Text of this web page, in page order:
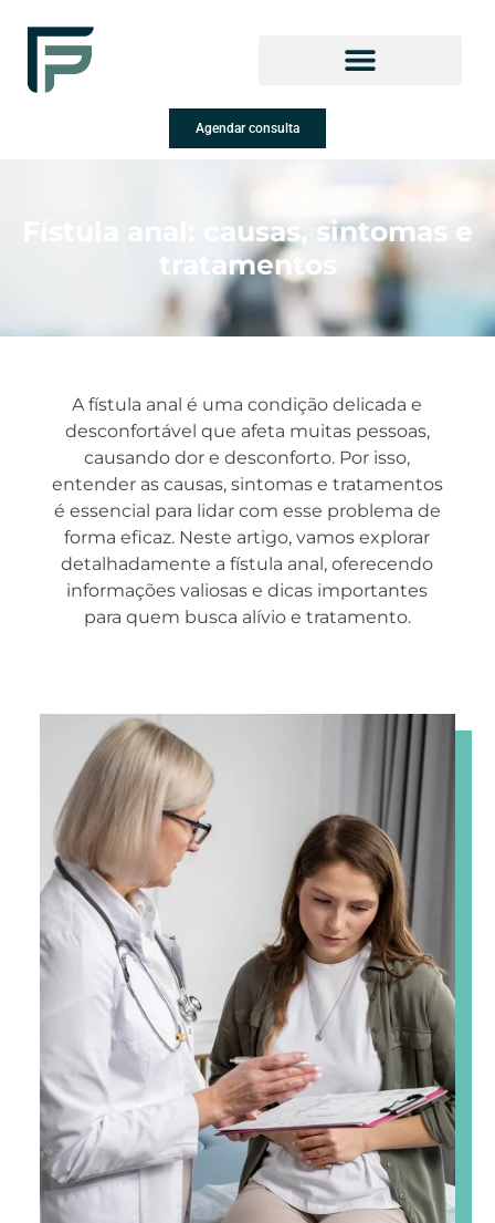
Agendar consulta
Fístula anal: causas, sintomas e
tratamentos
A fístula anal é uma condição delicada e
desconfortável que afeta muitas pessoas,
causando dor e desconforto. Por isso,
entender as causas, sintomas e tratamentos
é essencial para lidar com esse problema de
forma eficaz. Neste artigo, vamos explorar
detalhadamente a fístula anal, oferecendo
informações valiosas e dicas importantes
para quem busca alívio e tratamento.